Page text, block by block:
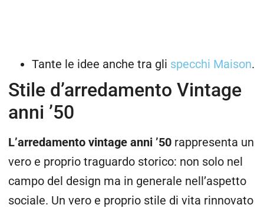
Tante le idee anche tra gli specchi Maison.
Stile d’arredamento Vintage
anni ’50
L’arredamento vintage anni ’50 rappresenta un
vero e proprio traguardo storico: non solo nel
campo del design ma in generale nell’aspetto
sociale. Un vero e proprio stile di vita rinnovato